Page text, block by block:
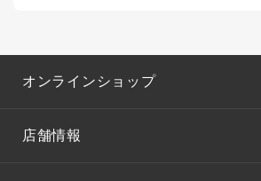
オンラインショップ
店舗情報